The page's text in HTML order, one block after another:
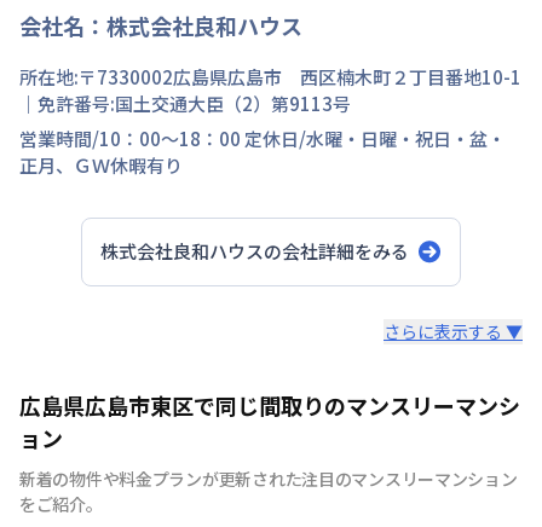
会社名： 株式会社良和ハウス
所在地:〒7330002広島県広島市 西区楠木町２丁目番地10-1
｜免許番号:国土交通大臣（2）第9113号
営業時間/10：00～18：00 定休日/水曜・日曜・祝日・盆・
正月、ＧＷ休暇有り
株式会社良和ハウスの会社詳細をみる
広島のマンスリーマンション“エールマンスリー広島”は、
中国地方で管理物件戸数 NO.1の良和ハウスが運営展開す
るマンスリーマンションです。 豊富な物件の中から厳選
したお部屋にお洒落な家具や質のよい家電を装備。 イン
テリアやサービスにも拘った地元密着企業ならではの柔軟
さらに表示する ▼
広島県広島市東区で同じ間取りのマンスリーマンシ
ョン
新着の物件や料金プランが更新された注目のマンスリーマンション
をご紹介。